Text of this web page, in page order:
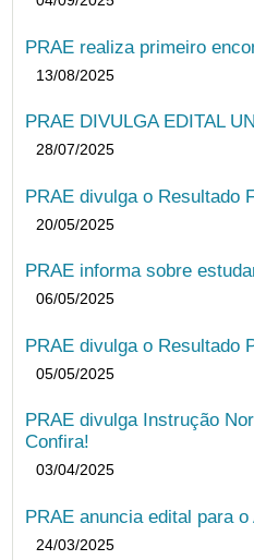
PRAE realiza primeiro
13/08/2025
PRAE DIVULGA EDITAL
28/07/2025
PRAE divulga o Resultado
20/05/2025
PRAE informa sobre
06/05/2025
PRAE divulga o Resultado
05/05/2025
PRAE divulga Instrução
Confira!
03/04/2025
PRAE anuncia edital para
24/03/2025